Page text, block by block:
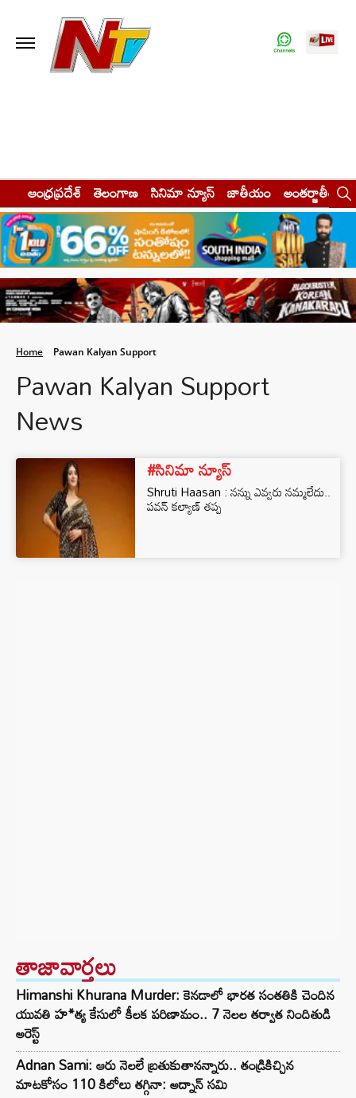
ఆంధ్రప్రదేశ్ తెలంగాణ సినిమా న్యూస్ జాతీయం అంతర్జాతీయం
Home Pawan Kalyan Support
Pawan Kalyan Support
News
#సినిమా న్యూస్
Shruti Haasan : నన్ను ఎవ్వరు నమ్మలేదు..
పవన్ కల్యాణ్ తప్ప
తాజావార్తలు
Himanshi Khurana Murder: కెనడాలో భారత సంతతికి చెందిన
యువతి హ*త్య కేసులో కీలక పరిణామం.. 7 నెలల తర్వాత నిందితుడి
అరెస్ట్
Adnan Sami: ఆరు నెలలే బ్రతుకుతానన్నారు.. తండ్రికిచ్చిన
మాటకోసం 110 కిలోలు తగ్గినా: అద్నాన్ సమి